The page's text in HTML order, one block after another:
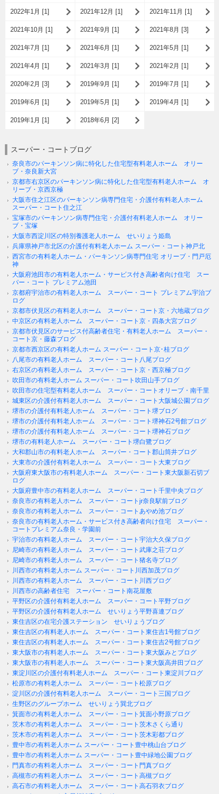
2022年1月 [1] 2021年12月 [1] 2021年11月 [1]
2021年10月 [1] 2021年9月 [1] 2021年8月 [3]
2021年7月 [1] 2021年6月 [1] 2021年5月 [1]
2021年4月 [1] 2021年3月 [1] 2021年2月 [1]
2020年2月 [3] 2019年9月 [1] 2019年7月 [1]
2019年6月 [1] 2019年5月 [1] 2019年4月 [1]
2019年1月 [1] 2018年6月 [2]
スーパー・コートブログ
奈良市のパーキンソン病に特化した住宅型有料老人ホーム オリー
ブ・奈良新大宮
京都市右京区のパーキンソン病に特化した住宅型有料老人ホーム オ
リーブ・京西京極
大阪市住之江区のパーキンソン病専門住宅・介護付有料老人ホーム
スーパー・コート住之江
宝塚市のパーキンソン病専門住宅・介護付有料老人ホーム オリー
ブ・宝塚
大阪市西淀川区の特別養護老人ホーム せいりょう姫島
兵庫県神戸市北区の介護付有料老人ホーム スーパー・コート神戸北
西宮市の有料老人ホーム・パーキンソン病専門住宅 オリーブ・門戸厄
神
大阪府池田市の有料老人ホーム・サービス付き高齢者向け住宅 スー
パー・コート プレミアム池田
京都府宇治市の有料老人ホーム スーパー・コート プレミアム宇治ブ
ログ
京都市伏見区の有料老人ホーム スーパー・コート京・六地蔵ブログ
中京区の有料老人ホーム スーパー・コート京・四条大宮ブログ
京都市伏見区のサービス付高齢者住宅・有料老人ホーム スーパー・
コート京・藤森ブログ
京都市西京区の有料老人ホーム スーパー・コート京･桂ブログ
八尾市の有料老人ホーム スーパー・コート八尾ブログ
右京区の有料老人ホーム スーパー・コート京・西京極ブログ
吹田市の有料老人ホーム スーパー・コート吹田山手ブログ
吹田市の住宅型有料老人ホーム スーパー・コートオリーブ・南千里
城東区の介護付有料老人ホーム スーパー・コート大阪城公園ブログ
堺市の介護付有料老人ホーム スーパー・コート堺ブログ
堺市の介護付有料老人ホーム スーパー・コート堺神石2号館ブログ
堺市の介護付有料老人ホーム スーパー・コート堺神石ブログ
堺市の有料老人ホーム スーパー・コート堺白鷺ブログ
大和郡山市の有料老人ホーム スーパー・コート郡山筒井ブログ
大東市の介護付有料老人ホーム スーパー・コート大東ブログ
大阪府東大阪市の有料老人ホーム スーパー・コート東大阪新石切ブ
ログ
大阪府豊中市の有料老人ホーム スーパー・コート千里中央ブログ
奈良市の有料老人ホーム スーパー・コートjr奈良駅前ブログ
奈良市の有料老人ホーム スーパー・コートあやめ池ブログ
奈良市の有料老人ホーム・サービス付き高齢者向け住宅 スーパー・
コートプレミアム奈良・学園前
宇治市の有料老人ホーム スーパー・コート宇治大久保ブログ
尼崎市の有料老人ホーム スーパー・コート武庫之荘ブログ
尼崎市の有料老人ホーム スーパー・コート猪名寺ブログ
川西市の有料老人ホーム スーパー・コート川西加茂ブログ
川西市の有料老人ホーム スーパー・コート川西ブログ
川西市の高齢者住宅 スーパー・コート南花屋敷
平野区の介護付有料老人ホーム スーパー・コート平野ブログ
平野区の介護付有料老人ホーム せいりょう平野喜連ブログ
東住吉区の在宅介護ステーション せいりょうブログ
東住吉区の有料老人ホーム スーパー・コート東住吉1号館ブログ
東住吉区の有料老人ホーム スーパー・コート東住吉2号館ブログ
東大阪市の有料老人ホーム スーパー・コート東大阪みとブログ
東大阪市の有料老人ホーム スーパー・コート東大阪高井田ブログ
東淀川区の介護付有料老人ホーム スーパー・コート東淀川ブログ
松原市の有料老人ホーム スーパー・コート松原ブログ
淀川区の介護付有料老人ホーム スーパー・コート三国ブログ
生野区のグループホーム せいりょう巽北ブログ
箕面市の有料老人ホーム スーパー・コート箕面小野原ブログ
茨木市の有料老人ホーム スーパー・コート茨木さくら通り
茨木市の有料老人ホーム スーパー・コート茨木彩都ブログ
豊中市の有料老人ホーム スーパー・コート豊中桃山台ブログ
豊中市の有料老人ホーム スーパー・コート豊中緑地公園ブログ
門真市の有料老人ホーム スーパー・コート門真ブログ
高槻市の有料老人ホーム スーパー・コート高槻ブログ
高石市の有料老人ホーム スーパー・コート高石羽衣ブログ